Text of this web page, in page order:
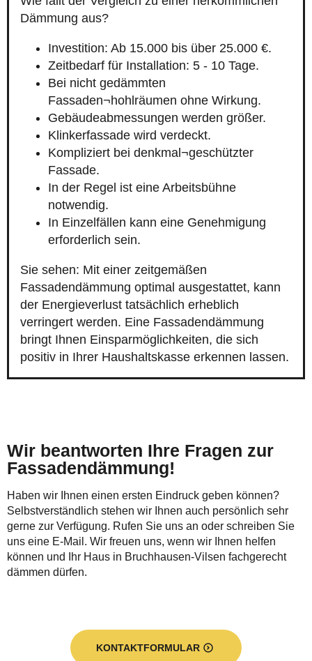
Dämmung aus?
Investition: Ab 15.000 bis über 25.000 €.
Zeitbedarf für Installation: 5 - 10 Tage.
Bei nicht gedämmten
Fassaden¬hohlräumen ohne Wirkung.
Gebäudeabmessungen werden größer.
Klinkerfassade wird verdeckt.
Kompliziert bei denkmal¬geschützter
Fassade.
In der Regel ist eine Arbeitsbühne
notwendig.
In Einzelfällen kann eine Genehmigung
erforderlich sein.
Sie sehen: Mit einer zeitgemäßen
Fassadendämmung optimal ausgestattet, kann
der Energieverlust tatsächlich erheblich
verringert werden. Eine Fassadendämmung
bringt Ihnen Einsparmöglichkeiten, die sich
positiv in Ihrer Haushaltskasse erkennen lassen.
Wir beantworten Ihre Fragen zur
Fassadendämmung!
Haben wir Ihnen einen ersten Eindruck geben können?
Selbstverständlich stehen wir Ihnen auch persönlich sehr
gerne zur Verfügung. Rufen Sie uns an oder schreiben Sie
uns eine E-Mail. Wir freuen uns, wenn wir Ihnen helfen
können und Ihr Haus in Bruchhausen-Vilsen fachgerecht
dämmen dürfen.
KONTAKTFORMULAR